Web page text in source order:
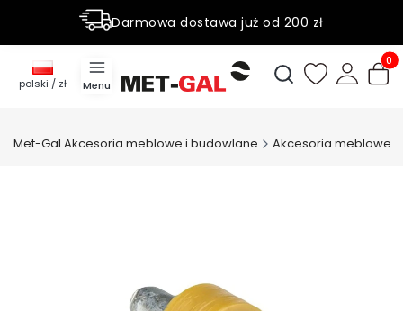
Darmowa dostawa już od 200 zł
Rabaty do 50% na wybrane produky
Menu
Otwórz
polski / zł
Met-Gal Akcesoria meblowe i budowlane Akcesoria meblowe